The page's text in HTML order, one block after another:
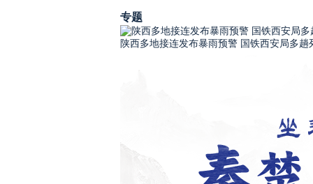
专题
陕西多地接连发布暴雨预警 国铁西安局多趟